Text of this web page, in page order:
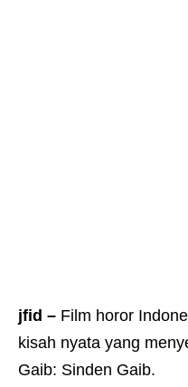
jfid – Film horor
kisah nyata yang
Gaib: Sinden Gaib.